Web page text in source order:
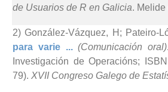
de Usuarios de R en Galicia. Melide
2) González-Vázquez, H; Pateiro-
para varie ...(Comunicación oral)
Investigación de Operacións;
79). XVII Congreso Galego de